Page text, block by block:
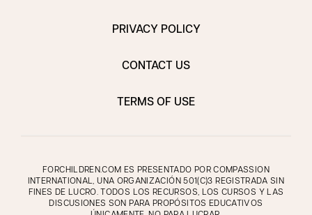
PRIVACY POLICY
CONTACT US
TERMS OF USE
FORCHILDREN.COM ES PRESENTADO POR COMPASSION
INTERNATIONAL, UNA ORGANIZACIÓN 501(C)3 REGISTRADA SIN
FINES DE LUCRO. TODOS LOS RECURSOS, LOS CURSOS Y LAS
DISCUSIONES SON PARA PROPÓSITOS EDUCATIVOS